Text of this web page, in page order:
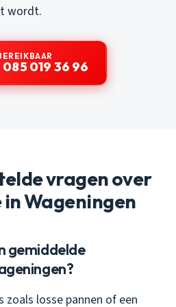
wordt.
085 019 36 96
vragen over
Wageningen
gemiddelde
zoals losse pannen of een